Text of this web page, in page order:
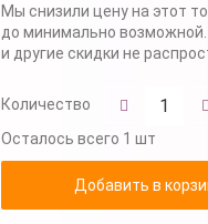
Мы снизили цену на этот
до минимально
и другие скидки не
Количество
Осталось всего 1 шт